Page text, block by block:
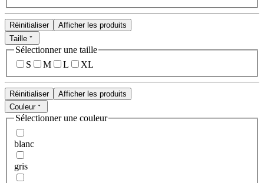
Réinitialiser
Afficher les produits
Taille
Sélectionner une taille
S
M L XL
Réinitialiser
Afficher les produits
Couleur
Sélectionner une couleur
blanc
gris